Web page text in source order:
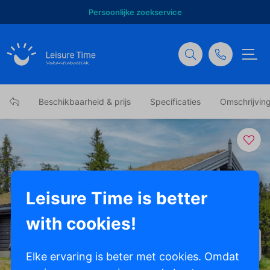
Persoonlijke zoekservice
Beschikbaarheid & prijs Specificaties
Leisure Time is better
with cookies!
Elke ervaring is beter met cookies. Omdat